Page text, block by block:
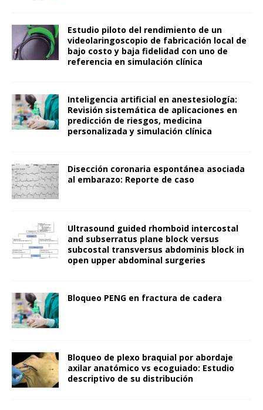
Estudio piloto del rendimiento de un
videolaringoscopio de fabricación local de
bajo costo y baja fidelidad con uno de
referencia en simulación clínica
Inteligencia artificial en anestesiología:
Revisión sistemática de aplicaciones en
predicción de riesgos, medicina
personalizada y simulación clínica
Disección coronaria espontánea asociada
al embarazo: Reporte de caso
Ultrasound guided rhomboid intercostal
and subserratus plane block versus
subcostal transversus abdominis block in
open upper abdominal surgeries
Bloqueo PENG en fractura de cadera
Bloqueo de plexo braquial por abordaje
axilar anatómico vs ecoguiado: Estudio
descriptivo de su distribución